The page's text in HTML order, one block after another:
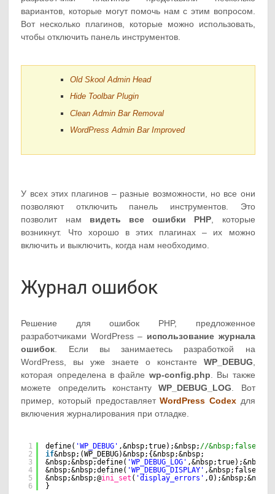
вариантов, которые могут помочь нам с этим вопросом.
Вот несколько плагинов, которые можно использовать,
чтобы отключить панель инструментов.
Old Skool Admin Head
Hide Toolbar Plugin
Clean Admin Bar Removal
WordPress Admin Bar Improved
У всех этих плагинов – разные возможности, но все они
позволяют отключить панель инструментов. Это
позволит нам видеть все ошибки PHP , которые
возникнут. Что хорошо в этих плагинах – их можно
включить и выключить, когда нам необходимо.
Журнал ошибок
Решение для ошибок PHP, предложенное
разработчиками WordPress – использование журнала
ошибок . Если вы занимаетесь разработкой на
WordPress, вы уже знаете о константе WP_DEBUG
которая определена в файле wp-config.php . Вы также
можете определить константуWP_DEBUG_LOG . Вот
пример, который предоставляетWordPress Codexдля
включения журналирования при отладке.
1
2
3
4
5
6
define( 'WP_DEBUG' ,&nbsp;true);&nbsp; //
if&nbsp;(WP_DEBUG)&nbsp;{&nbsp;&nbsp;
&nbsp;&nbsp;define( 'WP_DEBUG_LOG'
&nbsp;&nbsp;define( 'WP_DEBUG_DISPLAY'
&nbsp;&nbsp;@ini_set ( 'display_errors' ,0);&nbsp;&nbsp;
}